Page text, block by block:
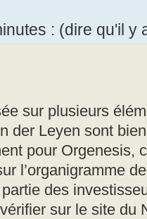
: (dire qu'il y
sur plusieurs
der Leyen sont
pour Orgenesis,
l’organigramme
des
sur le site du